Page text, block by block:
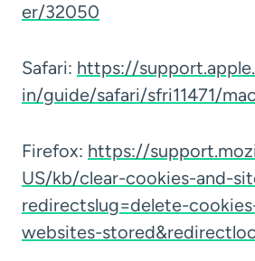
er/32050
Safari: https://
in/guide/safari/sfri11471/mac
Firefox: https://
US/kb/clear-cookies-and-
redirectslug=delete-
websites-